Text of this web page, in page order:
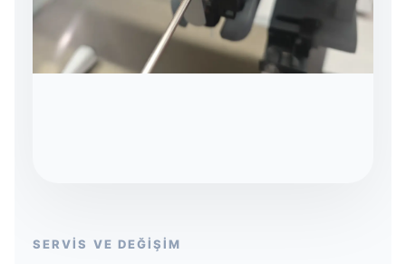
SERVİS VE DEĞİŞİM